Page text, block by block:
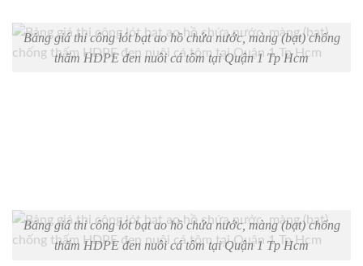
Bảng giá thi công lót bạt ao hồ chứa nước, màng (bạt) chống
thấm HDPE đen nuôi cá tôm tại Quận 1 Tp Hcm
Bảng giá thi công lót bạt ao hồ chứa nước, màng (bạt) chống
thấm HDPE đen nuôi cá tôm tại Quận 1 Tp Hcm